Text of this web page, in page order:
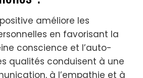
être général et à la
positive
les relations